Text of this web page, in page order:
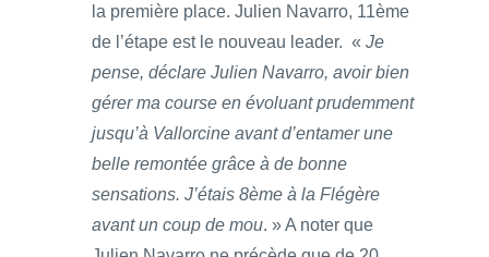
la première place. Julien Navarro, 11ème
de l’étape est le nouveau leader. « Je
pense, déclare Julien Navarro, avoir bien
gérer ma course en évoluant prudemment
jusqu’à Vallorcine avant d’entamer une
belle remontée grâce à de bonne
sensations. J’étais 8ème à la Flégère
avant un coup de mou. » A noter que